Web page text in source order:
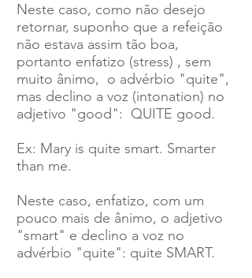
Neste caso, como não desejo
retornar, suponho que a refeição
não estava assim tão boa,
portanto enfatizo (stress) , sem
muito ânimo, o advérbio "quite",
mas declino a voz (intonation) no
adjetivo "good": QUITE good.
Ex: Mary is quite smart. Smarter
than me.
Neste caso, enfatizo, com um
pouco mais de ânimo, o adjetivo
"smart" e declino a voz no
advérbio "quite": quite SMART.